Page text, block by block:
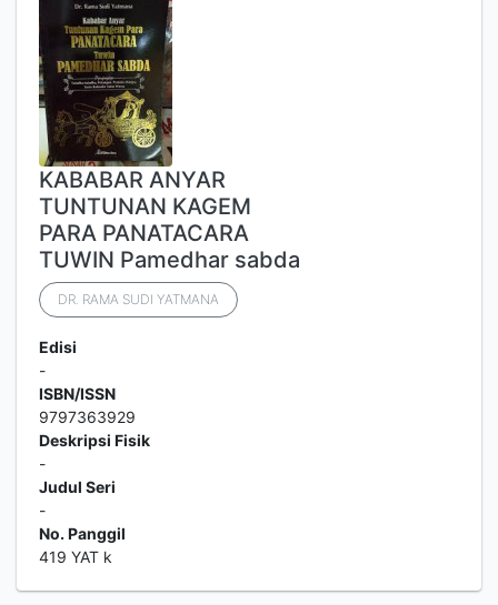
KABABAR ANYAR
TUNTUNAN KAGEM
PARA PANATACARA
TUWIN Pamedhar sabda
DR. RAMA SUDI YATMANA
Edisi
-
ISBN/ISSN
9797363929
Deskripsi Fisik
-
Judul Seri
-
No. Panggil
419 YAT k